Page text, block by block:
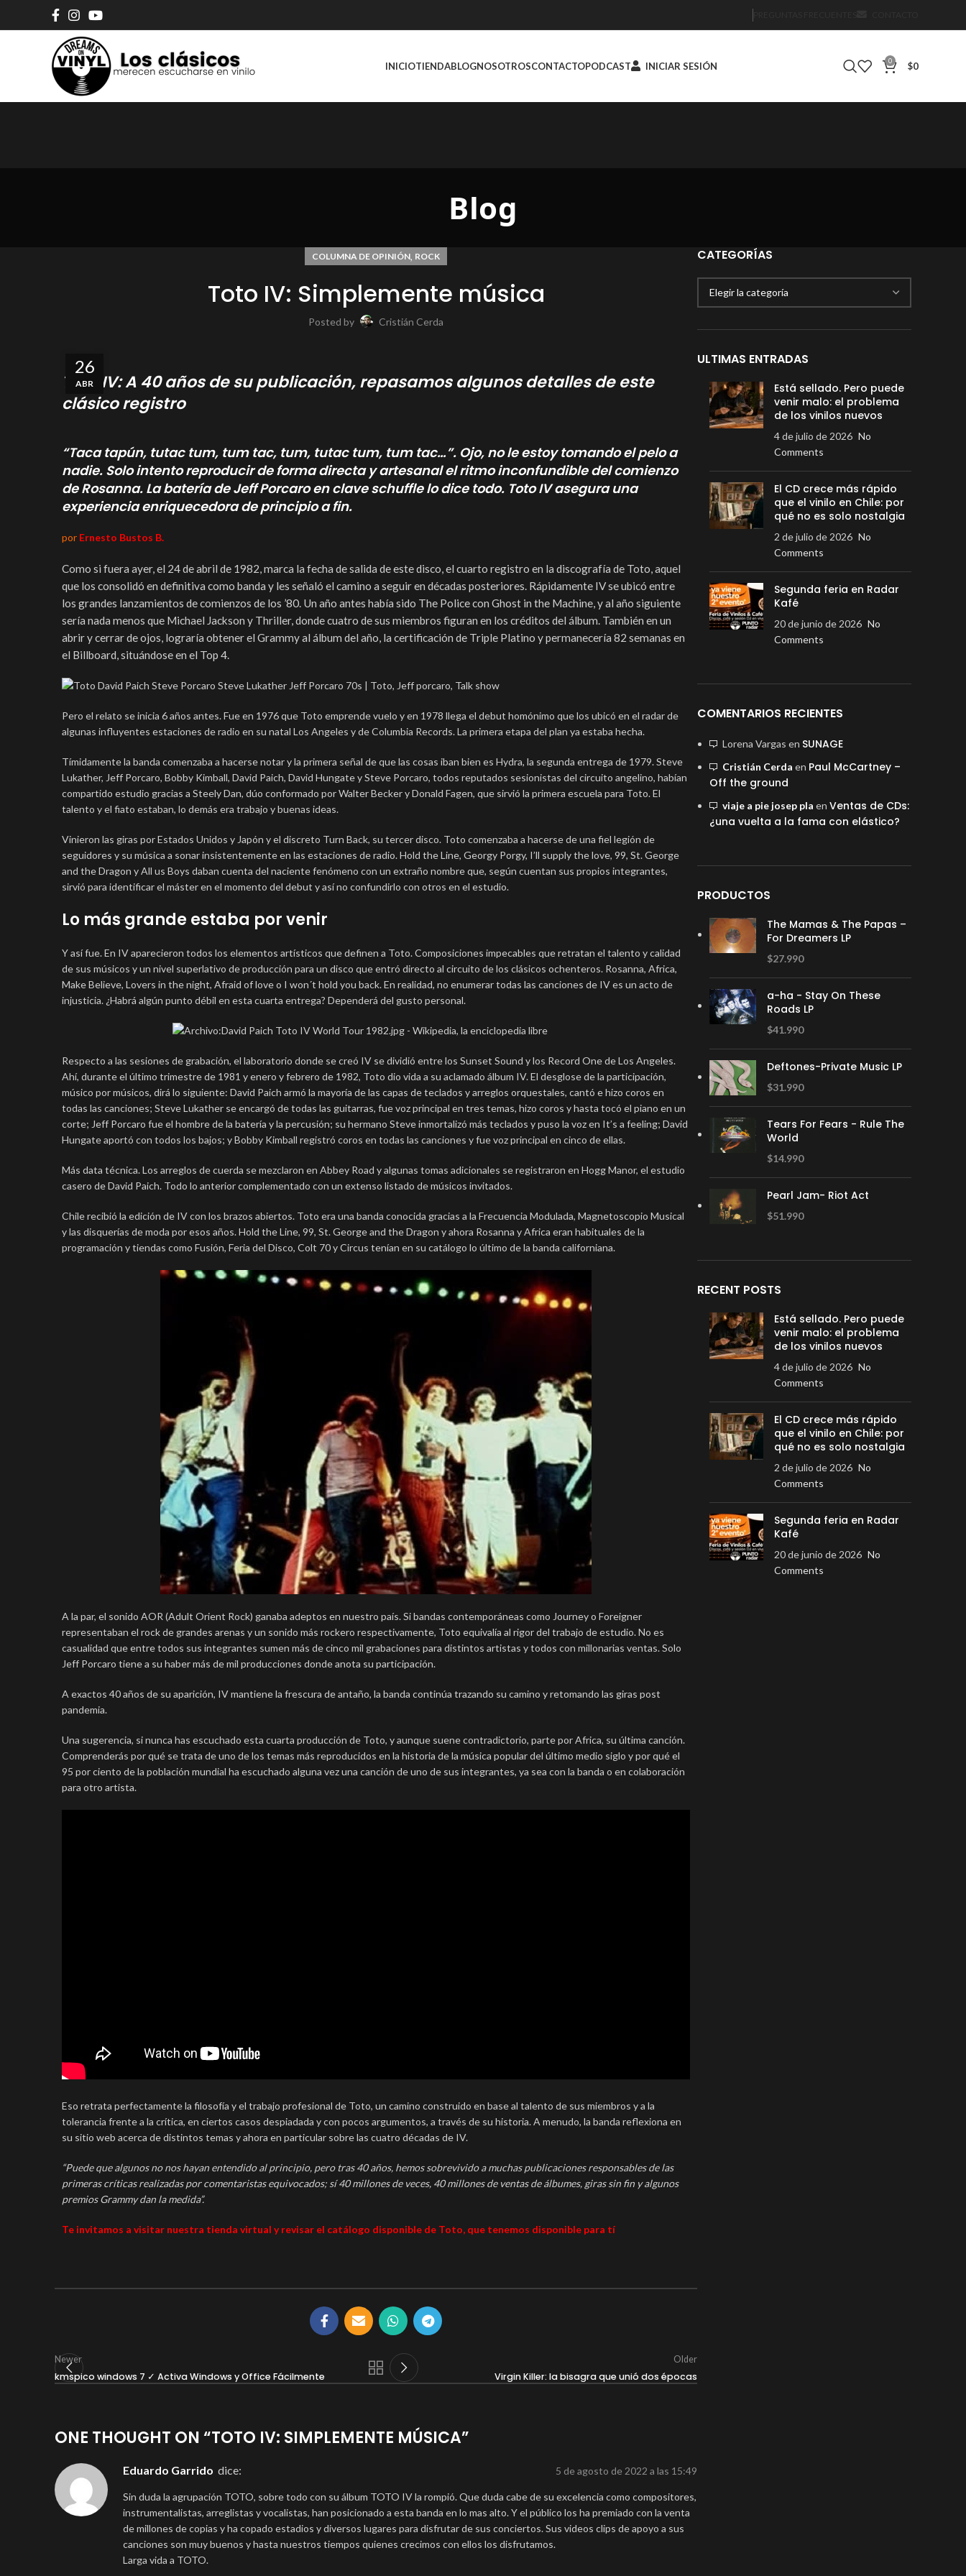
INICIOTIENDABLOGNOSOTROSCONTACTOPODCAST INICIAR SESIÓN 0 $0
Blog
COLUMNA DE OPINIÓN, ROCK
Toto IV: Simplemente música
Posted by Cristián Cerda
26
ABR
Toto IV: A 40 años de su publicación, repasamos algunos detalles de este
clásico registro
“Taca tapún, tutac tum, tum tac, tum, tutac tum, tum tac…”. Ojo, no le estoy tomando el pelo a
nadie. Solo intento reproducir de forma directa y artesanal el ritmo inconfundible del comienzo
de Rosanna. La batería de Jeff Porcaro en clave schuffle lo dice todo. Toto IV asegura una
experiencia enriquecedora de principio a fin.
por Ernesto Bustos B.
Como si fuera ayer, el 24 de abril de 1982, marca la fecha de salida de este disco, el cuarto registro en la discografía de Toto, aquel
que los consolidó en definitiva como banda y les señaló el camino a seguir en décadas posteriores. Rápidamente IV se ubicó entre
los grandes lanzamientos de comienzos de los ’80. Un año antes había sido The Police con Ghost in the Machine, y al año siguiente
sería nada menos que Michael Jackson y Thriller, donde cuatro de sus miembros figuran en los créditos del álbum. También en un
abrir y cerrar de ojos, lograría obtener el Grammy al álbum del año, la certificación de Triple Platino y permanecería 82 semanas en
el Billboard, situándose en el Top 4.
Pero el relato se inicia 6 años antes. Fue en 1976 que Toto emprende vuelo y en 1978 llega el debut homónimo que los ubicó en el radar de
algunas influyentes estaciones de radio en su natal Los Angeles y de Columbia Records. La primera etapa del plan ya estaba hecha.
Tímidamente la banda comenzaba a hacerse notar y la primera señal de que las cosas iban bien es Hydra, la segunda entrega de 1979. Steve
Lukather, Jeff Porcaro, Bobby Kimball, David Paich, David Hungate y Steve Porcaro, todos reputados sesionistas del circuito angelino, habían
compartido estudio gracias a Steely Dan, dúo conformado por Walter Becker y Donald Fagen, que sirvió la primera escuela para Toto. El
talento y el fiato estaban, lo demás era trabajo y buenas ideas.
Vinieron las giras por Estados Unidos y Japón y el discreto Turn Back, su tercer disco. Toto comenzaba a hacerse de una fiel legión de
seguidores y su música a sonar insistentemente en las estaciones de radio. Hold the Line, Georgy Porgy, I’ll supply the love, 99, St. George
and the Dragon y All us Boys daban cuenta del naciente fenómeno con un extraño nombre que, según cuentan sus propios integrantes,
sirvió para identificar el máster en el momento del debut y así no confundirlo con otros en el estudio.
Lo más grande estaba por venir
Y así fue. En IV aparecieron todos los elementos artísticos que definen a Toto. Composiciones impecables que retratan el talento y calidad
de sus músicos y un nivel superlativo de producción para un disco que entró directo al circuito de los clásicos ochenteros. Rosanna, Africa,
Make Believe, Lovers in the night, Afraid of love o I won´t hold you back. En realidad, no enumerar todas las canciones de IV es un acto de
injusticia. ¿Habrá algún punto débil en esta cuarta entrega? Dependerá del gusto personal.
Respecto a las sesiones de grabación, el laboratorio donde se creó IV se dividió entre los Sunset Sound y los Record One de Los Angeles.
Ahí, durante el último trimestre de 1981 y enero y febrero de 1982, Toto dio vida a su aclamado álbum IV. El desglose de la participación,
músico por músicos, dirá lo siguiente: David Paich armó la mayoría de las capas de teclados y arreglos orquestales, cantó e hizo coros en
todas las canciones; Steve Lukather se encargó de todas las guitarras, fue voz principal en tres temas, hizo coros y hasta tocó el piano en un
corte; Jeff Porcaro fue el hombre de la batería y la percusión; su hermano Steve inmortalizó más teclados y puso la voz en It’s a feeling; David
Hungate aportó con todos los bajos; y Bobby Kimball registró coros en todas las canciones y fue voz principal en cinco de ellas.
Más data técnica. Los arreglos de cuerda se mezclaron en Abbey Road y algunas tomas adicionales se registraron en Hogg Manor, el estudio
casero de David Paich. Todo lo anterior complementado con un extenso listado de músicos invitados.
Chile recibió la edición de IV con los brazos abiertos. Toto era una banda conocida gracias a la Frecuencia Modulada, Magnetoscopio Musical
y las disquerías de moda por esos años. Hold the Line, 99, St. George and the Dragon y ahora Rosanna y Africa eran habituales de la
programación y tiendas como Fusión, Feria del Disco, Colt 70 y Circus tenían en su catálogo lo último de la banda californiana.
A la par, el sonido AOR (Adult Orient Rock) ganaba adeptos en nuestro país. Si bandas contemporáneas como Journey o Foreigner
representaban el rock de grandes arenas y un sonido más rockero respectivamente, Toto equivalía al rigor del trabajo de estudio. No es
casualidad que entre todos sus integrantes sumen más de cinco mil grabaciones para distintos artistas y todos con millonarias ventas. Solo
Jeff Porcaro tiene a su haber más de mil producciones donde anota su participación.
A exactos 40 años de su aparición, IV mantiene la frescura de antaño, la banda continúa trazando su camino y retomando las giras post
pandemia.
Una sugerencia, si nunca has escuchado esta cuarta producción de Toto, y aunque suene contradictorio, parte por Africa, su última canción.
Comprenderás por qué se trata de uno de los temas más reproducidos en la historia de la música popular del último medio siglo y por qué el
95 por ciento de la población mundial ha escuchado alguna vez una canción de uno de sus integrantes, ya sea con la banda o en colaboración
para otro artista.
Eso retrata perfectamente la filosofía y el trabajo profesional de Toto, un camino construido en base al talento de sus miembros y a la
tolerancia frente a la crítica, en ciertos casos despiadada y con pocos argumentos, a través de su historia. A menudo, la banda reflexiona en
su sitio web acerca de distintos temas y ahora en particular sobre las cuatro décadas de IV.
“Puede que algunos no nos hayan entendido al principio, pero tras 40 años, hemos sobrevivido a muchas publicaciones responsables de las
primeras críticas realizadas por comentaristas equivocados; sí 40 millones de veces, 40 millones de ventas de álbumes, giras sin fin y algunos
premios Grammy dan la medida”.
Te invitamos a visitar nuestra tienda virtual y revisar el catálogo disponible de Toto, que tenemos disponible para tí
Newer
kmspico windows 7 ✓ Activa Windows y Office Fácilmente
Older
Virgin Killer: la bisagra que unió dos épocas
ONE THOUGHT ON “TOTO IV: SIMPLEMENTE MÚSICA”
Eduardo Garrido dice: 5 de agosto de 2022 a las 15:49
Sin duda la agrupación TOTO, sobre todo con su álbum TOTO IV la rompió. Que duda cabe de su excelencia como compositores,
instrumentalistas, arreglistas y vocalistas, han posicionado a esta banda en lo mas alto. Y el público los ha premiado con la venta
de millones de copias y ha copado estadios y diversos lugares para disfrutar de sus conciertos. Sus videos clips de apoyo a sus
canciones son muy buenos y hasta nuestros tiempos quienes crecimos con ellos los disfrutamos.
Larga vida a TOTO.
CATEGORÍAS
ULTIMAS ENTRADAS
Está sellado. Pero puede
venir malo: el problema
de los vinilos nuevos
4 de julio de 2026 No
Comments
El CD crece más rápido
que el vinilo en Chile: por
qué no es solo nostalgia
2 de julio de 2026 No
Comments
Segunda feria en Radar
Kafé
20 de junio de 2026 No
Comments
COMENTARIOS RECIENTES
Lorena Vargas en SUNAGE
Cristián Cerda en Paul McCartney –
Off the ground
viaje a pie josep pla en Ventas de CDs:
¿una vuelta a la fama con elástico?
PRODUCTOS
The Mamas & The Papas –
For Dreamers LP
$27.990
a-ha - Stay On These
Roads LP
$41.990
Deftones-Private Music LP
$31.990
Tears For Fears - Rule The
World
$14.990
Pearl Jam- Riot Act
$51.990
RECENT POSTS
Está sellado. Pero puede
venir malo: el problema
de los vinilos nuevos
4 de julio de 2026 No
Comments
El CD crece más rápido
que el vinilo en Chile: por
qué no es solo nostalgia
2 de julio de 2026 No
Comments
Segunda feria en Radar
Kafé
20 de junio de 2026 No
Comments